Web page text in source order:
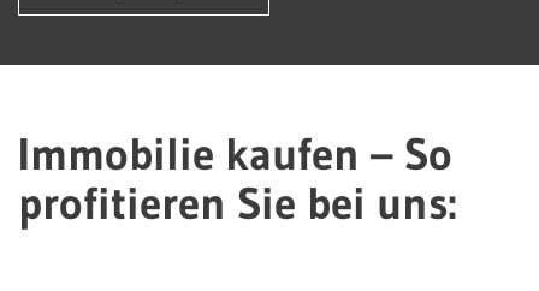
Immobilie kaufen – So
profitieren Sie bei uns: